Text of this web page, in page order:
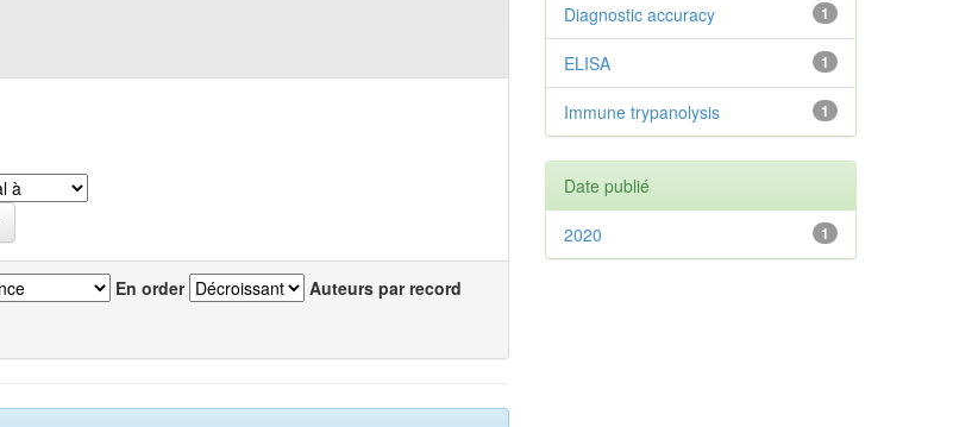
En order Auteurs par record
1
Diagnostic accuracy
1
ELISA
1
Immune trypanolysis
Date publié
1
2020